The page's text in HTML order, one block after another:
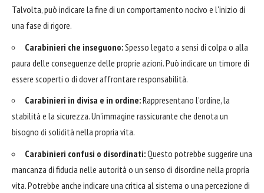
Talvolta, può indicare la fine di un comportamento nocivo e l'inizio di
una fase di rigore.
Carabinieri che inseguono:Spesso legato a sensi di colpa o alla
paura delle conseguenze delle proprie azioni. Può indicare un timore di
essere scoperti o di dover affrontare responsabilità.
Carabinieri in divisa e in ordine:Rappresentano l'ordine, la
stabilità e la sicurezza. Un'immagine rassicurante che denota un
bisogno di solidità nella propria vita.
Carabinieri confusi o disordinati:Questo potrebbe suggerire una
mancanza di fiducia nelle autorità o un senso di disordine nella propria
vita. Potrebbe anche indicare una critica al sistema o una percezione di